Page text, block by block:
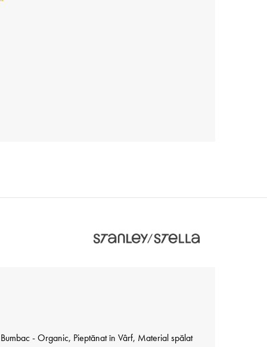
- Organic, Pieptănat în Vârf, Material spălat